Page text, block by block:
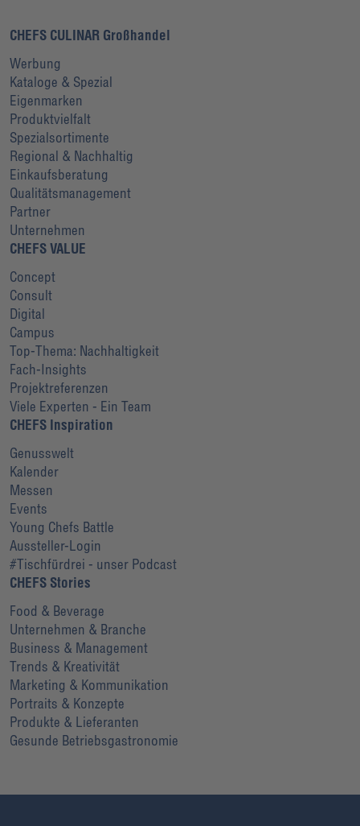
CHEFS CULINAR Großhandel
Werbung
Kataloge & Spezial
Eigenmarken
Produktvielfalt
Spezialsortimente
Regional & Nachhaltig
Einkaufsberatung
Qualitätsmanagement
Partner
Unternehmen
CHEFS VALUE
Concept
Consult
Digital
Campus
Top-Thema: Nachhaltigkeit
Fach-Insights
Projektreferenzen
Viele Experten - Ein Team
CHEFS Inspiration
Genusswelt
Kalender
Messen
Events
Young Chefs Battle
Aussteller-Login
#Tischfürdrei - unser Podcast
CHEFS Stories
Food & Beverage
Unternehmen & Branche
Business & Management
Trends & Kreativität
Marketing & Kommunikation
Portraits & Konzepte
Produkte & Lieferanten
Gesunde Betriebsgastronomie